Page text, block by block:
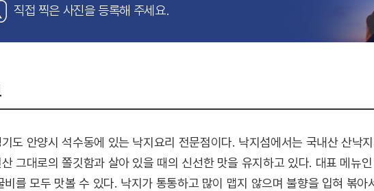
직접 찍은 사진을 등록해 주세요.
도 안양시 석수동에 있는 낙지요리 전문점이다. 낙지섬에서는 국내산 산낙
그대로의 쫄깃함과 살아 있을 때의 신선한 맛을 유지하고 있다. 대표 메뉴
비를 모두 맛볼 수 있다. 낙지가 통통하고 많이 맵지 않으며 불향을 입혀 볶